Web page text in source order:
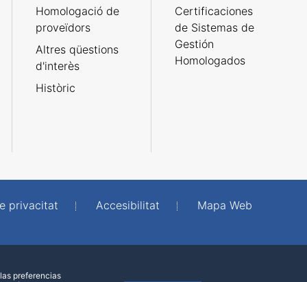
Homologació de
proveïdors
Altres qüestions
d'interès
Històric
Certificaciones
de Sistemas de
Gestión
Homologados
privacitat Accesibilitat
Mapa Web
preferencias